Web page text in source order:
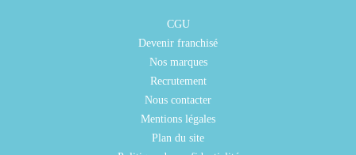
CGU
Devenir franchisé
Nos marques
Recrutement
Nous contacter
Mentions légales
Plan du site